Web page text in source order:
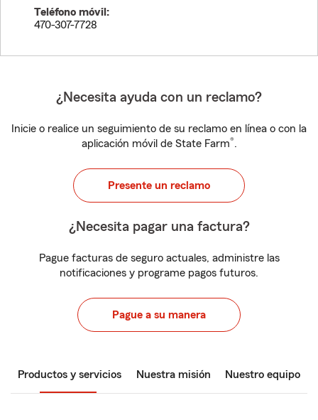
Teléfono móvil:
470-307-7728
¿Necesita ayuda con un reclamo?
Inicie o realice un seguimiento de su reclamo en línea o con la
aplicación móvil de State Farm®.
Presente un reclamo
¿Necesita pagar una factura?
Pague facturas de seguro actuales, administre las
notificaciones y programe pagos futuros.
Pague a su manera
Productos y servicios Nuestra misión Nuestro equipo